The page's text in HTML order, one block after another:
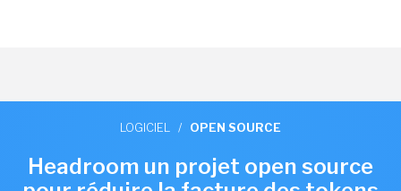
LOGICIEL / OPEN SOURCE
Headroom un projet open source